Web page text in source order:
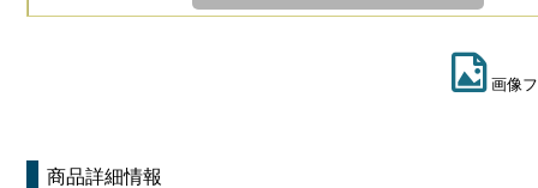
画像
商品詳細情報